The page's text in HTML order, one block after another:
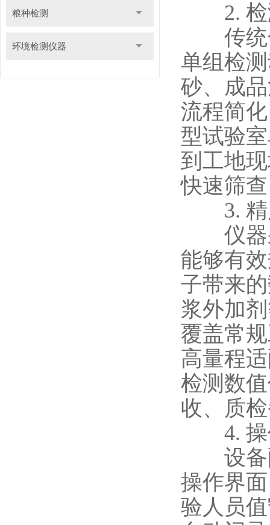
粮种检测
环境检测仪器
2. 检
传统化
单组检
砂、成
流程简
型试验
到工地
快速筛
3. 精
仪器采
能够有
子带来
浆外加
覆盖常
高量程
检测数
收、质
4. 操
设备配
操作界
验人员